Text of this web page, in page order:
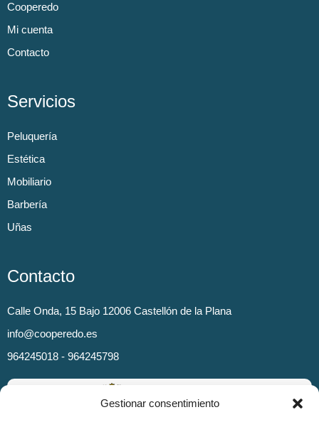
Gestionar consentimiento
Cooperedo
Mi cuenta
Contacto
Servicios
Peluquería
Estética
Mobiliario
Barbería
Uñas
Contacto
Calle Onda, 15 Bajo 12006 Castellón de la Plana
info@cooperedo.es
964245018 - 964245798